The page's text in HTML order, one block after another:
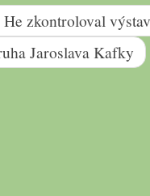
zkontroloval
Jaroslava Kafky